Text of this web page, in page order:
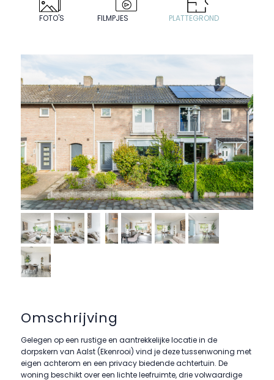
FOTO'S FILMPJES PLATTEGROND
Omschrijving
Gelegen op een rustige en aantrekkelijke locatie in de
dorpskern van Aalst (Ekenrooi) vind je deze tussenwoning met
eigen achterom en een privacy biedende achtertuin. De
woning beschikt over een lichte leefruimte, drie volwaardige